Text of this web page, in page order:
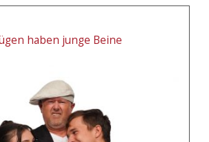
haben junge Beine